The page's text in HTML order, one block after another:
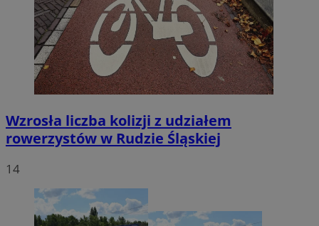
Wzrosła liczba kolizji z udziałem
rowerzystów w Rudzie Śląskiej
14